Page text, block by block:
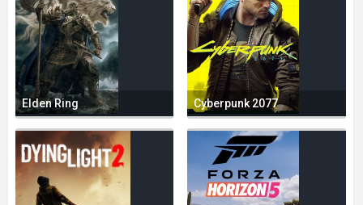
Elden Ring Cyberpunk 2077